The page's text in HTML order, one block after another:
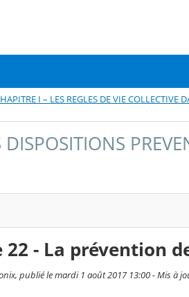
I – LES REGLES DE VIE COLLECTIVE
DISPOSITIONS
22 - La prévention
publié le mardi 1 août 2017 13:00 - Mis à